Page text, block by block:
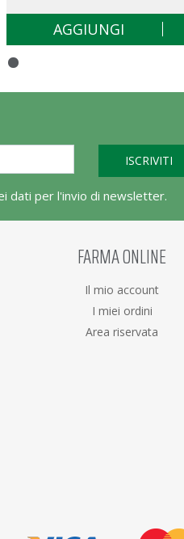
AGGIUNGI
dati per l'invio di newsletter.
FARMA ONLINE
Il mio account
I miei ordini
Area riservata